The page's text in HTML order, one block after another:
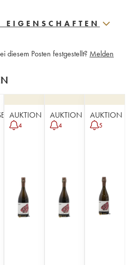
EIGENSCHAFTEN
diesem Posten festgestellt? Melden
AUKTION
4
AUKTION
4
AUKTION
5